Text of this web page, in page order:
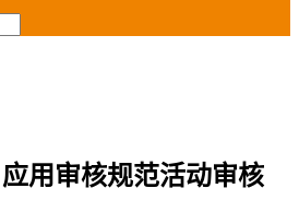
用审核规范活动审核